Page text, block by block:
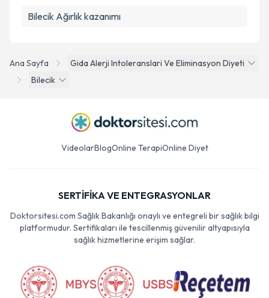
Ana Sayfa
Gida Alerji Intoleranslari Ve Eliminasyon Diyeti
Bilecik
Bilecik Ağırlık kazanımı
VideolarBlogOnline TerapiOnline Diyet
SERTİFİKA VE ENTEGRASYONLAR
Doktorsitesi.com Sağlık Bakanlığı onaylı ve entegreli bir sağlık bilgi
platformudur. Sertifikaları ile tescillenmiş güvenilir altyapısıyla
sağlık hizmetlerine erişim sağlar.